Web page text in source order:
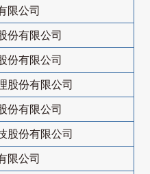
限公司
份有限公司
份有限公司
股份有限公司
份有限公司
股份有限公司
限公司